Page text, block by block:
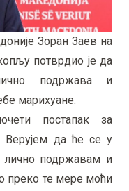
Зоран Заев на
потврдио је да
подржава и
марихуане.
постапак за
Верујем да ће се у
лично подржавам и
преко те мере моћи